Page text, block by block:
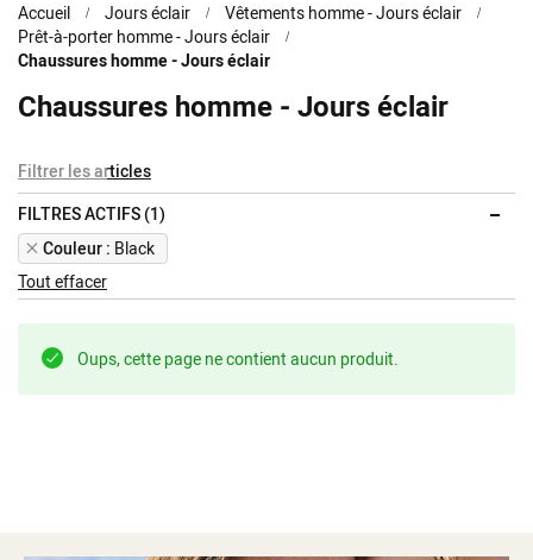
Accueil Jours éclair
Vêtements homme - Jours éclair
Prêt-à-porter homme - Jours éclair
Chaussures homme - Jours éclair
Chaussures homme - Jours éclair
Oups, cette page ne contient aucun produit.
Filtrer les articles
FILTRES ACTIFS (1)
Couleur Black
Remove
This
Item
Tout effacer